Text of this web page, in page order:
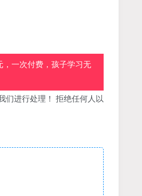
一次付费，孩子学习无
们进行处理！ 拒绝任何人以